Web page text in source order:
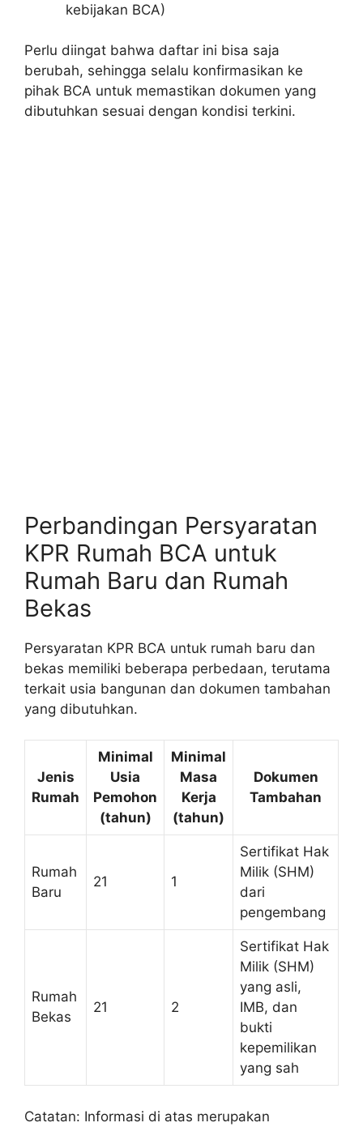
kebijakan BCA)
Perlu diingat bahwa daftar ini bisa saja
berubah, sehingga selalu konfirmasikan ke
pihak BCA untuk memastikan dokumen yang
dibutuhkan sesuai dengan kondisi terkini.
Perbandingan Persyaratan
KPR Rumah BCA untuk
Rumah Baru dan Rumah
Bekas
Persyaratan KPR BCA untuk rumah baru dan
bekas memiliki beberapa perbedaan, terutama
terkait usia bangunan dan dokumen tambahan
yang dibutuhkan.
Jenis
Rumah
Minimal
Usia
Pemohon
(tahun)
Minimal
Masa
Kerja
(tahun)
Dokumen
Tambahan
Rumah
Baru
21 1
Sertifikat Hak
Milik (SHM)
dari
pengembang
Rumah
Bekas
21 2
Sertifikat Hak
Milik (SHM)
yang asli,
IMB, dan
bukti
kepemilikan
yang sah
Catatan: Informasi di atas merupakan